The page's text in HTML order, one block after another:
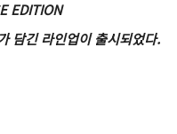
EDITION
담긴 라인업이 출시되었다.